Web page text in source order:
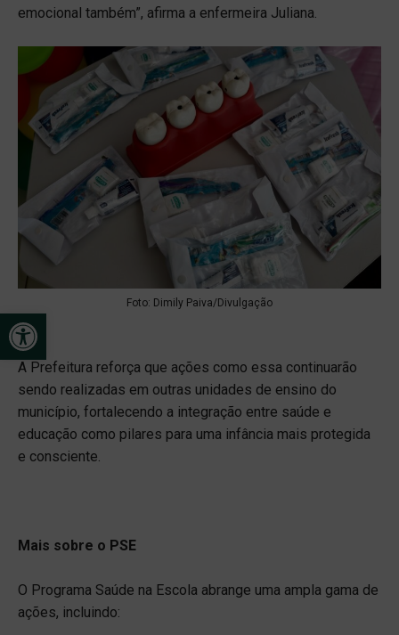
Open toolbar
emocional também”, afirma a enfermeira Juliana.
Foto: Dimily Paiva/Divulgação
A Prefeitura reforça que ações como essa continuarão
sendo realizadas em outras unidades de ensino do
município, fortalecendo a integração entre saúde e
educação como pilares para uma infância mais protegida
e consciente.
Mais sobre o PSE
O Programa Saúde na Escola abrange uma ampla gama de
ações, incluindo: